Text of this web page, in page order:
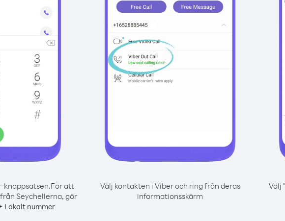
knappsatsen.För att
Seychellerna, gör
Lokalt nummer
Välj kontakten i Viber och ring från deras
informationsskärm
Välj